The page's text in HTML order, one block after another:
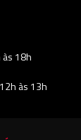
às 18h
às 13h